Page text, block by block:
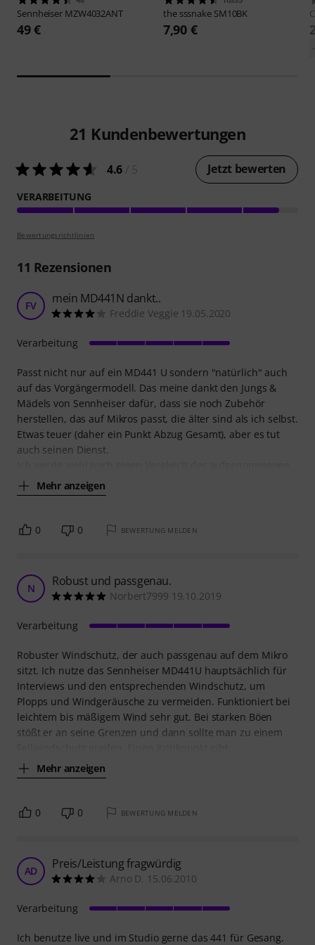
Sennheiser MZW4032ANT
49 €
the sssnake SM10BK
7,90 €
21 Kundenbewertungen
4.6 Jetzt bewerten
VERARBEITUNG
Bewertungsrichtlinien
11 Rezensionen
FV mein MD441N dankt..
Freddie Veggie 19.05.2020
Passt nicht nur auf ein MD441 U sondern "natürlich" auch
auf das Vorgängermodell. Das meine dankt den Jungs &
Mädels von Sennheiser dafür, dass sie noch Zubehör
herstellen, das auf Mikros passt, die älter sind als ich selbst.
Etwas teuer (daher ein Punkt Abzug Gesamt), aber es tut
auch seinen Dienst.
Mehr anzeigen
Verarbeitung
0 0 BEWERTUNG MELDEN
N Robust und passgenau.
Norbert7999 19.10.2019
Robuster Windschutz, der auch passgenau auf dem Mikro
sitzt. Ich nutze das Sennheiser MD441U hauptsächlich für
Interviews und den entsprechenden Windschutz, um
Plopps und Windgeräusche zu vermeiden. Funktioniert bei
leichtem bis mäßigem Wind sehr gut. Bei starken Böen
stößt er an seine Grenzen und dann sollte man zu einem
Mehr anzeigen
Verarbeitung
0 0 BEWERTUNG MELDEN
AD Preis/Leistung fragwürdig
Arno D. 15.06.2010
Ich benutze live und im Studio gerne das 441 für Gesang.
Verarbeitung